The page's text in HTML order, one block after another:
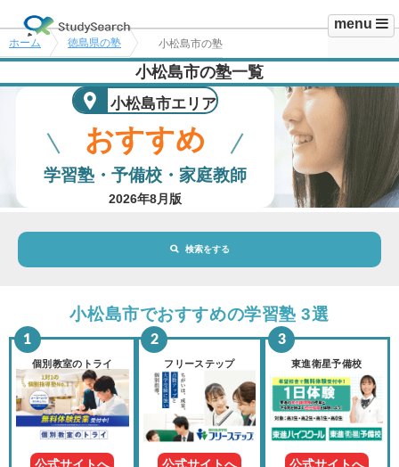
menu
ホーム 徳島県の塾 小松島市の塾
小松島市の塾一覧
小松島市エリア
おすすめ
学習塾・予備校・家庭教師
2026年8月版
検索をする
地域・駅 小松島市エリア
選択されていません
市区町村 選択されていません 変更
現在の
学年
小松島市でおすすめの学習塾 3選
個別教室のトライ フリーステップ 東進衛星予備校